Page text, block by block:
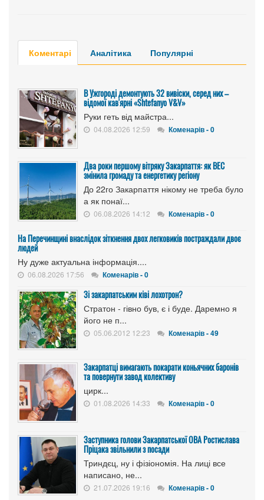
Коментарі Аналітика Популярні
В Ужгороді демонтують 32 вивіски, серед них –
відомої кав'ярні «Shtefanyo V&V»
Руки геть від майстра...
04.08.2026 12:59 Коменарів - 0
Два роки першому вітряку Закарпаття: як ВЕС
змінила громаду та енергетику регіону
До 22го Закарпаття нікому не треба було
а як понаї...
06.08.2026 14:12 Коменарів - 0
На Перечинщині внаслідок зіткнення двох легковиків постраждали двоє
людей
Ну дуже актуальна інформація....
06.08.2026 17:56 Коменарів - 0
Зі закарпатським ківі лохотрон?
Стратон - гівно був, є і буде. Даремно я
його не п...
05.06.2012 12:23 Коменарів - 49
Закарпатці вимагають покарати коньячних баронів
та повернути завод колективу
цирк...
01.08.2026 14:33 Коменарів - 0
Заступника голови Закарпатської ОВА Ростислава
Пріцака звільнили з посади
Триндєц, ну і фізіономія. На лиці все
написано, не...
21.07.2026 19:16 Коменарів - 0